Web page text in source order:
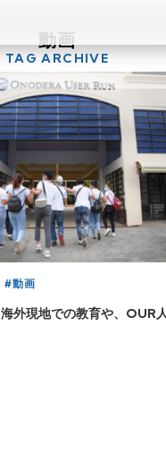
動画
TAG ARCHIVE
動画
海外現地での教育や、OUR